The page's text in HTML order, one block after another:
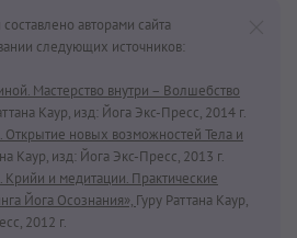
авторами сайта
следующих источников:
Мастерство внутри – Волшебство
Каур, изд: Йога Экс-Пресс, 2014 г.
Открытие новых возможностей Тела и
Каур, изд: Йога Экс-Пресс, 2013 г.
Крийи и медитации. Практические
Йога Осознания», Гуру Раттана Каур,
2012 г.